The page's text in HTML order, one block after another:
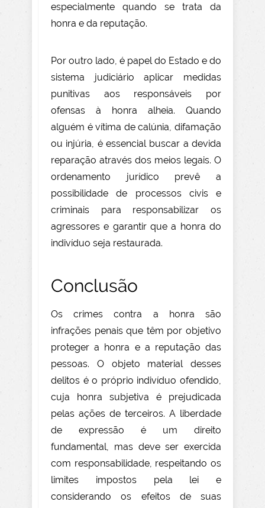
especialmente quando se trata da
honra e da reputação.
Por outro lado, é papel do Estado e do
sistema judiciário aplicar medidas
punitivas aos responsáveis por
ofensas à honra alheia. Quando
alguém é vítima de calúnia, difamação
ou injúria, é essencial buscar a devida
reparação através dos meios legais. O
ordenamento jurídico prevê a
possibilidade de processos civis e
criminais para responsabilizar os
agressores e garantir que a honra do
indivíduo seja restaurada.
Conclusão
Os crimes contra a honra são
infrações penais que têm por objetivo
proteger a honra e a reputação das
pessoas. O objeto material desses
delitos é o próprio indivíduo ofendido,
cuja honra subjetiva é prejudicada
pelas ações de terceiros. A liberdade
de expressão é um direito
fundamental, mas deve ser exercida
com responsabilidade, respeitando os
limites impostos pela lei e
considerando os efeitos de suas